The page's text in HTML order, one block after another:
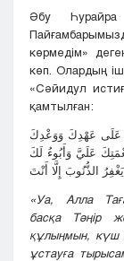
Әбу
көрмедім»
көп. Олардың
«Сәйидул
қамтылған:
عَلَى عَهْدِكَ وَوَعْدِكَ
عَلَيَّ وَأَبُوءُ لَكَ
الذُّنُوبَ إِلَّا أَنْتَ
«Уа, Алла
басқа
Тәңір
құлыңмын, күш
ұстауға